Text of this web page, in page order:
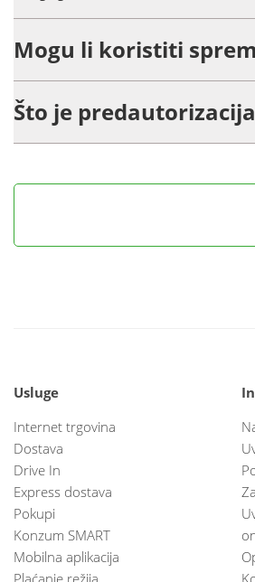
Mogu li koristiti
Što je
Usluge
Internet trgovina
Dostava
Drive In
Express dostava
Pokupi
Konzum SMART
Mobilna aplikacija
Plaćanje režija